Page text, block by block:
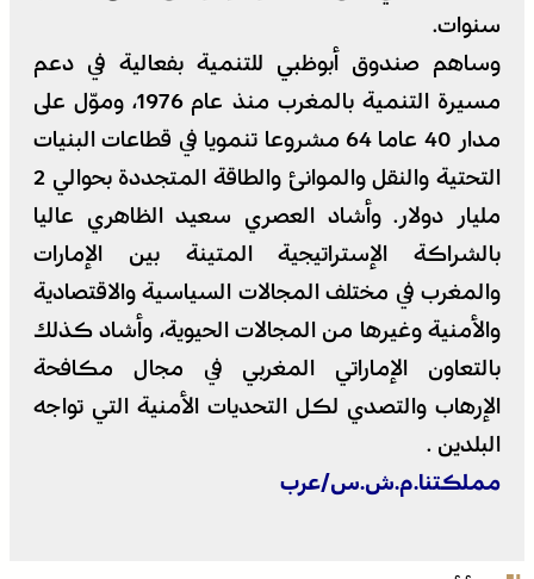
سنوات.
وساهم صندوق أبوظبي للتنمية بفعالية في دعم
مسيرة التنمية بالمغرب منذ عام 1976، وموّل على
مدار 40 عاما 64 مشروعا تنمويا في قطاعات البنيات
التحتية والنقل والموانئ والطاقة المتجددة بحوالي 2
مليار دولار. وأشاد العصري سعيد الظاهري عاليا
بالشراكة الإستراتيجية المتينة بين الإمارات
والمغرب في مختلف المجالات السياسية والاقتصادية
والأمنية وغيرها من المجالات الحيوية، وأشاد كذلك
بالتعاون الإماراتي المغربي في مجال مكافحة
الإرهاب والتصدي لكل التحديات الأمنية التي تواجه
البلدين .
مملكتنا.م.ش.س/عرب